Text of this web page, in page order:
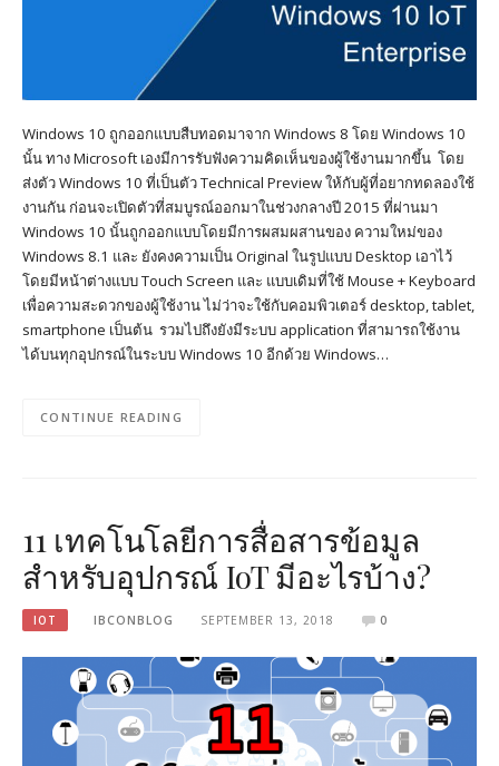
Windows 10 ถูกออกแบบสืบทอดมาจาก Windows 8 โดย Windows 10
นั้น ทาง Microsoft เองมีการรับฟังความคิดเห็นของผู้ใช้งานมากขึ้น โดย
ส่งตัว Windows 10 ที่เป็นตัว Technical Preview ให้กับผู้ที่อยากทดลองใช้
งานกัน ก่อนจะเปิดตัวที่สมบูรณ์ออกมาในช่วงกลางปี 2015 ที่ผ่านมา
Windows 10 นั้นถูกออกแบบโดยมีการผสมผสานของ ความใหม่ของ
Windows 8.1 และ ยังคงความเป็น Original ในรูปแบบ Desktop เอาไว้
โดยมีหน้าต่างแบบ Touch Screen และ แบบเดิมที่ใช้ Mouse + Keyboard
เพื่อความสะดวกของผู้ใช้งาน ไม่ว่าจะใช้กับคอมพิวเตอร์ desktop, tablet,
smartphone เป็นต้น รวมไปถึงยังมีระบบ application ที่สามารถใช้งาน
ได้บนทุกอุปกรณ์ในระบบ Windows 10 อีกด้วย Windows…
CONTINUE READING
11 เทคโนโลยีการสื่อสารข้อมูล
สำหรับอุปกรณ์ IoT มีอะไรบ้าง?
IOT IBCONBLOG SEPTEMBER 13, 2018 0